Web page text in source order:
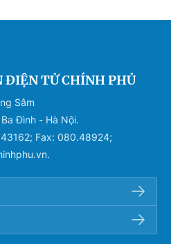
ĐIỆN TỬ CHÍNH PHỦ
Sâm
Đình - Hà Nội.
Fax: 080.48924;